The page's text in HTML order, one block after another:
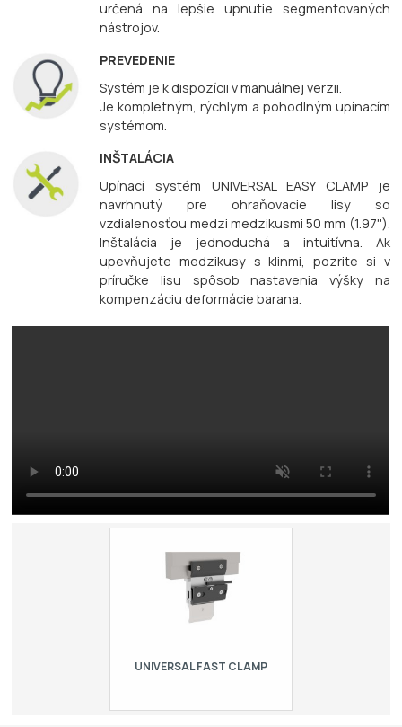
určená na lepšie upnutie segmentovaných
nástrojov.
PREVEDENIE
Systém je k dispozícii v manuálnej verzii.
Je kompletným, rýchlym a pohodlným upínacím
systémom.
INŠTALÁCIA
Upínací systém UNIVERSAL EASY CLAMP je
navrhnutý pre ohraňovacie lisy so
vzdialenosťou medzi medzikusmi 50 mm (1.97'').
Inštalácia je jednoduchá a intuitívna. Ak
upevňujete medzikusy s klinmi, pozrite si v
príručke lisu spôsob nastavenia výšky na
kompenzáciu deformácie barana.
UNIVERSAL FAST CLAMP